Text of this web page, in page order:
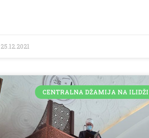
25.12.2021
CENTRALNA DŽAMIJA NA ILIDŽI